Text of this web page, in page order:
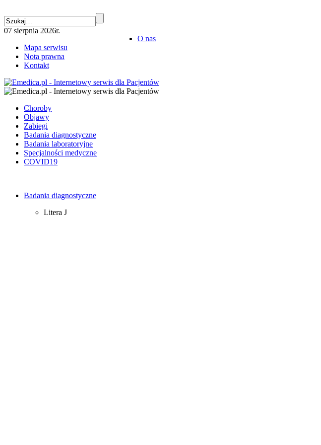
07 sierpnia 2026r.
O nas
Mapa serwisu
Nota prawna
Kontakt
Choroby
Objawy
Zabiegi
Badania diagnostyczne
Badania laboratoryjne
Specjalności medyczne
COVID19
Badania diagnostyczne
Litera J